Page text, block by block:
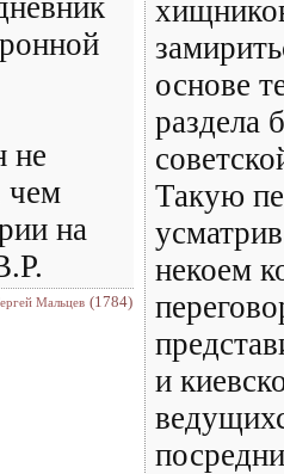
не
чем
на
Мальцев (1784)
основе
раздела
Такую
некоем
и